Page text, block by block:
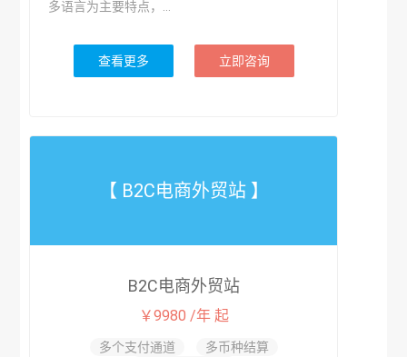
多语言为主要特点，...
查看更多 立即咨询
【 B2C电商外贸站 】
B2C电商外贸站
￥9980 /年 起
多个支付通道
多币种结算